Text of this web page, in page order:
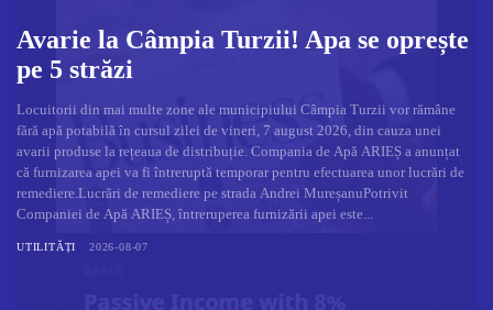
Avarie la Câmpia Turzii! Apa se oprește
pe 5 străzi
Locuitorii din mai multe zone ale municipiului Câmpia Turzii vor rămâne
fără apă potabilă în cursul zilei de vineri, 7 august 2026, din cauza unei
avarii produse la rețeaua de distribuție. Compania de Apă ARIEȘ a anunțat
că furnizarea apei va fi întreruptă temporar pentru efectuarea unor lucrări de
remediere.Lucrări de remediere pe strada Andrei MureșanuPotrivit
Companiei de Apă ARIEȘ, întreruperea furnizării apei este...
UTILITĂȚI 2026-08-07